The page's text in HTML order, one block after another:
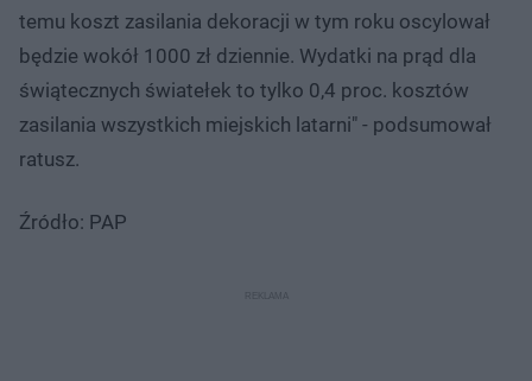
temu koszt zasilania dekoracji w tym roku oscylował
będzie wokół 1000 zł dziennie. Wydatki na prąd dla
świątecznych światełek to tylko 0,4 proc. kosztów
zasilania wszystkich miejskich latarni" - podsumował
ratusz.
Źródło: PAP